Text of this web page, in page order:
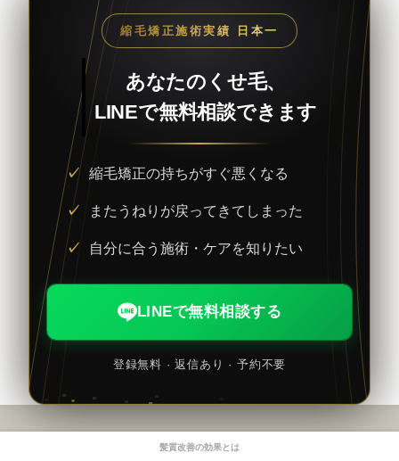
縮毛矯正施術実績 日本一
あなたのくせ毛、
LINEで無料相談できます
縮毛矯正の持ちがすぐ悪くなる
またうねりが戻ってきてしまった
自分に合う施術・ケアを知りたい
LINEで無料相談する
登録無料 · 返信あり · 予約不要
髪質改善の効果とは